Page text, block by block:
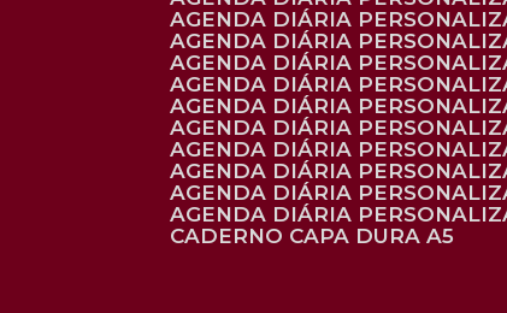
AGENDA DIÁRIA
AGENDA DIÁRIA
AGENDA DIÁRIA
AGENDA DIÁRIA
AGENDA DIÁRIA
AGENDA DIÁRIA
AGENDA DIÁRIA
AGENDA DIÁRIA
AGENDA DIÁRIA
AGENDA DIÁRIA
CADERNO CAPA DURA A5